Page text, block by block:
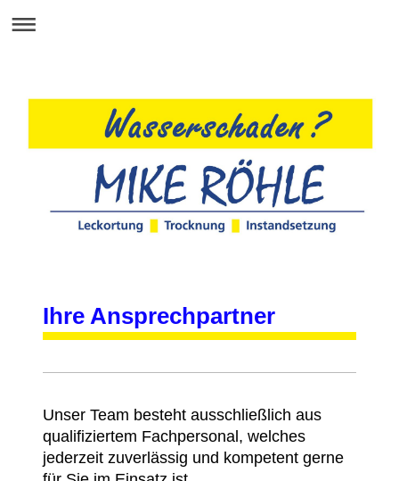
Ihre Ansprechpartner
Unser Team besteht ausschließlich aus
qualifiziertem Fachpersonal, welches
jederzeit zuverlässig und kompetent gerne